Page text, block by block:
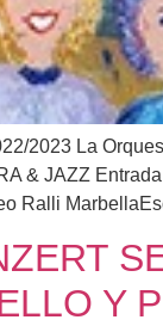
2023 La
& JAZZ
Ralli
Y